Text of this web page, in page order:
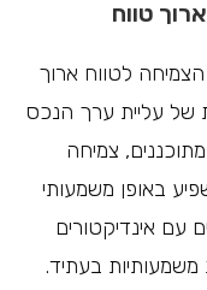
טווח
לטווח ארוך
של עליית ערך הנכס
צמיחה
באופן משמעותי
עם אינדיקטורים
משמעותיות בעתיד.